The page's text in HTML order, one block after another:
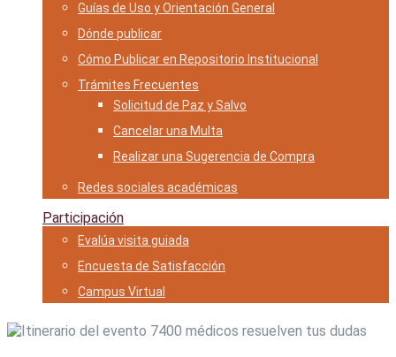
Guías de Uso y Orientación General
Dónde publicar
Cómo Publicar en Repositorio Institucional
Trámites Frecuentes
Solicitud de Paz y Salvo
Cancelar una Multa
Realizar una Sugerencia de Compra
Redes sociales académicas
Participación
Evalúa visita guiada
Encuesta de Satisfacción
Campus Virtual